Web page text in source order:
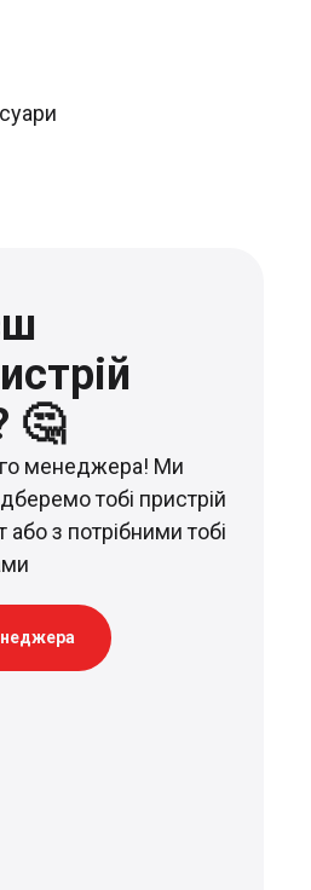
🤔
менеджера! Ми
тобі пристрій
з потрібними тобі